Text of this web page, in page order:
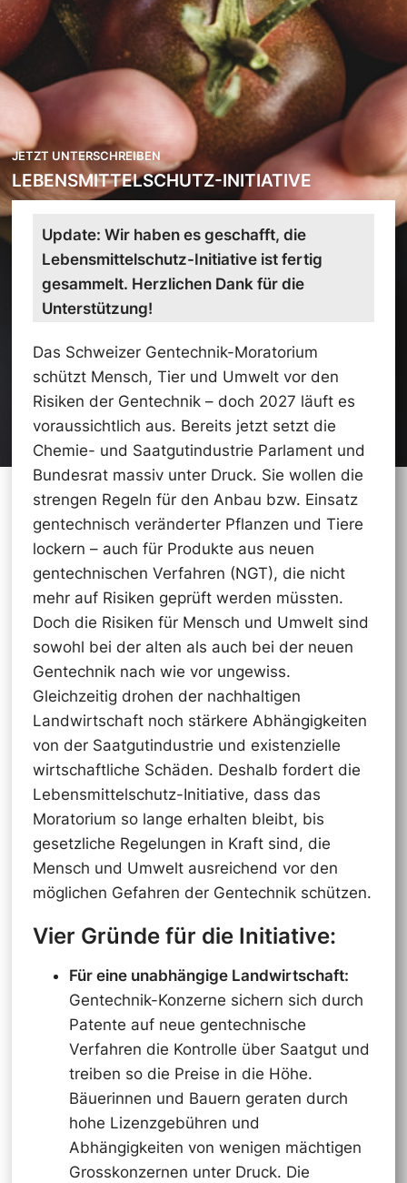
JETZT UNTERSCHREIBEN
LEBENSMITTELSCHUTZ-INITIATIVE
Update: Wir haben es geschafft, die
Lebensmittelschutz-Initiative ist fertig
gesammelt. Herzlichen Dank für die
Unterstützung!
Das Schweizer Gentechnik-Moratorium
schützt Mensch, Tier und Umwelt vor den
Risiken der Gentechnik – doch 2027 läuft es
voraussichtlich aus. Bereits jetzt setzt die
Chemie- und Saatgutindustrie Parlament und
Bundesrat massiv unter Druck. Sie wollen die
strengen Regeln für den Anbau bzw. Einsatz
gentechnisch veränderter Pflanzen und Tiere
lockern – auch für Produkte aus neuen
gentechnischen Verfahren (NGT), die nicht
mehr auf Risiken geprüft werden müssten.
Doch die Risiken für Mensch und Umwelt sind
sowohl bei der alten als auch bei der neuen
Gentechnik nach wie vor ungewiss.
Gleichzeitig drohen der nachhaltigen
Landwirtschaft noch stärkere Abhängigkeiten
von der Saatgutindustrie und existenzielle
wirtschaftliche Schäden. Deshalb fordert die
Lebensmittelschutz-Initiative, dass das
Moratorium so lange erhalten bleibt, bis
gesetzliche Regelungen in Kraft sind, die
Mensch und Umwelt ausreichend vor den
möglichen Gefahren der Gentechnik schützen.
Vier Gründe für die Initiative:
Für eine unabhängige Landwirtschaft:
Gentechnik-Konzerne sichern sich durch
Patente auf neue gentechnische
Verfahren die Kontrolle über Saatgut und
treiben so die Preise in die Höhe.
Bäuerinnen und Bauern geraten durch
hohe Lizenzgebühren und
Abhängigkeiten von wenigen mächtigen
Grosskonzernen unter Druck. Die